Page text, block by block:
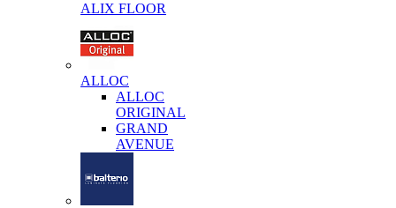
ALIX FLOOR
ALLOC
ALLOC
ORIGINAL
GRAND
AVENUE